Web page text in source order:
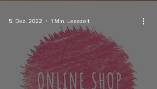
5. Dez. 2022 1 Min. Lesezeit